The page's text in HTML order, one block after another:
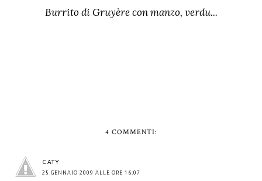
Burrito di Gruyère con manzo, verdu...
4 COMMENTI:
CATY
25 GENNAIO 2009 ALLE ORE 16:07